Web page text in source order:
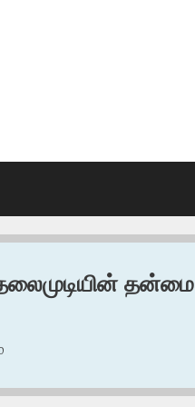
தன்மை